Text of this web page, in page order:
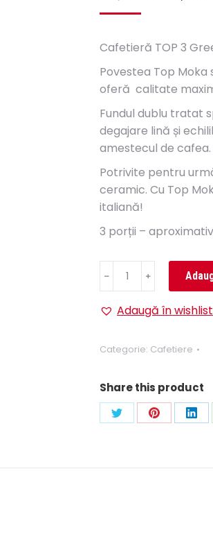
Cafetieră TOP 3
Povestea Top
oferă calitate
Fundul dublu tratat
degajare lină și
amestecul de cafea.
Potrivite pentru
ceramic. Cu Top
italiană!
3 porții –
Cantitate
TOP
(Fabricat
Italia)
Adaugă în wishlist
Categorie: Cafetiere
Share this product
Share Share